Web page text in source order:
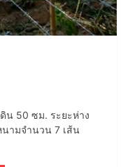
น 50 ซม. ระยะห่าง
นามจำนวน 7 เส้น